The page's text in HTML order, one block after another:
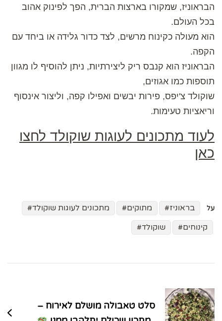
הבראוניז, שמקורו בארצות הברית, הפך לפינוק אהוב
בכל העולם.
הוא מעולה כקינוח מרשים, לצד כדור גלידה או ביחד עם
הקפה.
הבראוניז הוא קנבס ריק ליצירתיות, ניתן להוסיף לו מגוון
תוספות כמו אגוזים,
שוקולד צ'יפס, פירות יבשים ואפילו קפה, וליצור אינסוף
וריאציות טעימות.
לעוד מתכונים לעוגות שוקולד לחצו
כאן
על בראוניז מתוקים
מתכונים לעוגות שוקולד
קינוחים
שוקולד
בפוסטים
סלט טאבולה מושלם לאירוח –